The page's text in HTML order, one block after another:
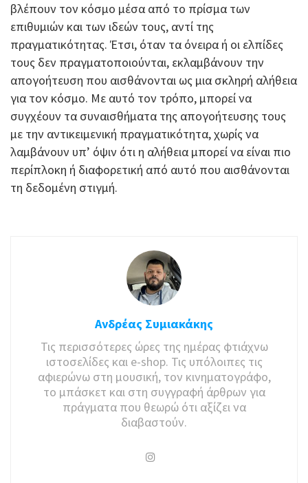
βλέπουν τον κόσμο μέσα από το πρίσμα των
επιθυμιών και των ιδεών τους, αντί της
πραγματικότητας. Έτσι, όταν τα όνειρα ή οι ελπίδες
τους δεν πραγματοποιούνται, εκλαμβάνουν την
απογοήτευση που αισθάνονται ως μια σκληρή αλήθεια
για τον κόσμο. Με αυτό τον τρόπο, μπορεί να
συγχέουν τα συναισθήματα της απογοήτευσης τους
με την αντικειμενική πραγματικότητα, χωρίς να
λαμβάνουν υπ’ όψιν ότι η αλήθεια μπορεί να είναι πιο
περίπλοκη ή διαφορετική από αυτό που αισθάνονται
τη δεδομένη στιγμή.
Ανδρέας Συμιακάκης
Τις περισσότερες ώρες της ημέρας φτιάχνω
ιστοσελίδες και e-shop. Τις υπόλοιπες τις
αφιερώνω στη μουσική, τον κινηματογράφο,
το μπάσκετ και στη συγγραφή άρθρων για
πράγματα που θεωρώ ότι αξίζει να
διαβαστούν.